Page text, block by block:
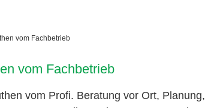
vom Fachbetrieb
vom Fachbetrieb
vom Profi. Beratung vor Ort, Planung,